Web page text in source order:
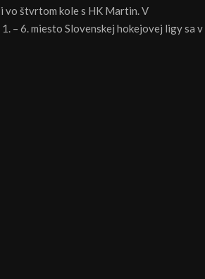
vo štvrtom kole s HK Martin. V
– 6. miesto Slovenskej hokejovej ligy sa v